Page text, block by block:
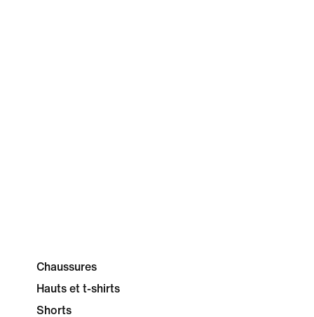
Chaussures
Hauts et t-shirts
Shorts